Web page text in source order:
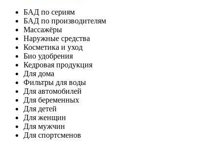
БАД по сериям
БАД по производителям
Массажёры
Наружные средства
Косметика и уход
Био удобрения
Кедровая продукция
Для дома
Фильтры для воды
Для автомобилей
Для беременных
Для детей
Для женщин
Для мужчин
Для спортсменов